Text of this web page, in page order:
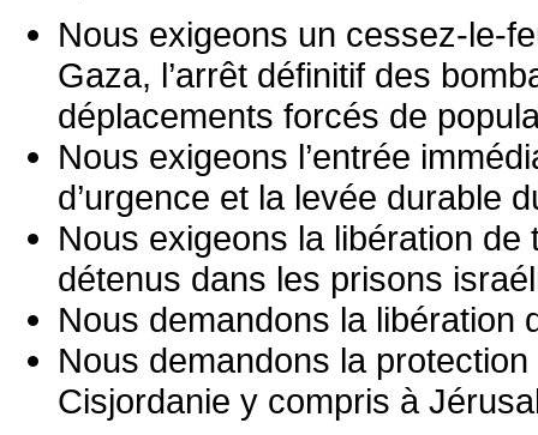
Nous exigeons un cessez-le-
Gaza, l’arrêt définitif des
déplacements forcés de
Nous exigeons l’entrée
d’urgence et la levée durable
Nous exigeons la libération
détenus dans les prisons
Nous demandons la libération
Nous demandons la
Cisjordanie y compris à